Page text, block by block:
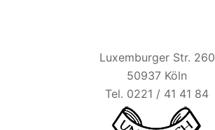
Luxemburger Str. 260
50937 Köln
Tel. 0221 / 41 41 84